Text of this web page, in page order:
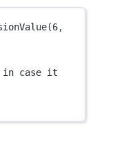
(6
case it